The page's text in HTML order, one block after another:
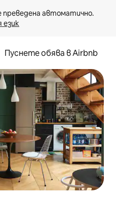
език
Пуснете обява в Airbnb